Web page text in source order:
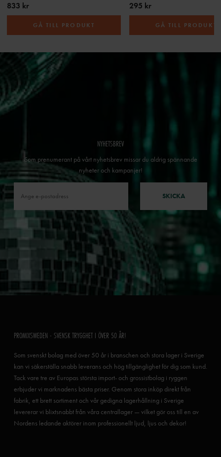
833 kr
GÅ TILL PRODUKT
295 kr
GÅ TILL PRODUKT
NYHETSBREV
Som prenumerant på vårt nyhetsbrev missar du aldrig spännande
nyheter och kampanjer!
SKICKA
PROMIXSWEDEN - SVENSK TRYGGHET I ÖVER 50 ÅR!
Som svenskt bolag med över 50 år i branschen och stora lager i Sverige
kan vi säkerställa snabb leverans och hög tillgänglighet för dig som kund.
Tack vare tre av Europas största import- och grossistbolag i ryggen
erbjuder vi marknadens bästa priser. Genom stora inköp direkt från
fabrik, ett brett sortiment och vår gedigna lagerhållning i Sverige
levererar vi blixtsnabbt från våra centrallager — vilket gör oss till en av
Nordens ledande aktörer inom professionellt ljud, ljus och dekor!